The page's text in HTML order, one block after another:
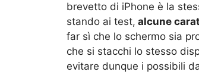
brevetto di iPhone è la
stando ai test, alcune
far sì che lo schermo sia
che si stacchi lo stesso
evitare dunque i possibili